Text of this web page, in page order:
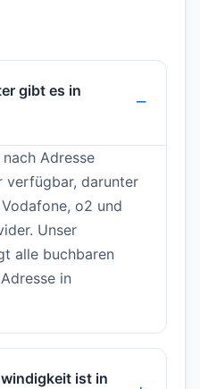
gibt es in
Adresse
verfügbar, darunter
o2 und
Unser
alle buchbaren
in
ist in